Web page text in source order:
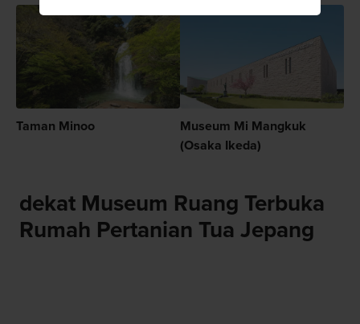
Taman Minoo
Museum Mi Mangkuk
(Osaka Ikeda)
dekat Museum Ruang Terbuka
Rumah Pertanian Tua Jepang